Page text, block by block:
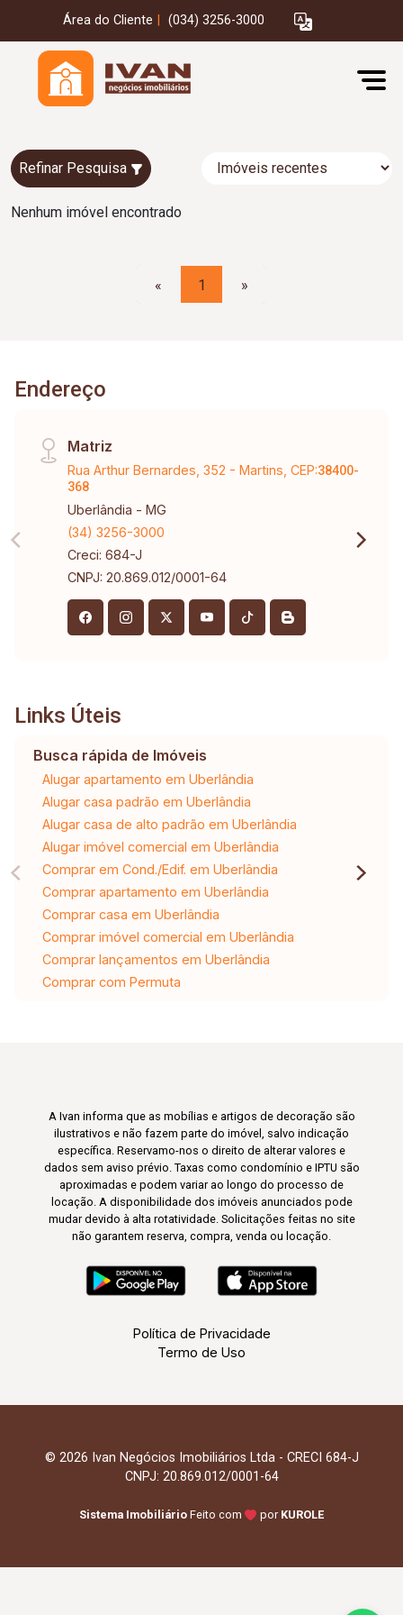
Área do Cliente (034) 3256-3000
Refinar Pesquisa
Nenhum imóvel encontrado
« 1 »
Endereço
Matriz
Rua Arthur Bernardes, 352 - Martins, CEP:38400-
368
Uberlândia - MG
(34) 3256-3000
Creci: 684-J
CNPJ: 20.869.012/0001-64
Links Úteis
Busca rápida de Imóveis
Alugar apartamento em Uberlândia
Alugar casa padrão em Uberlândia
Alugar casa de alto padrão em Uberlândia
Alugar imóvel comercial em Uberlândia
Comprar em Cond./Edif. em Uberlândia
Comprar apartamento em Uberlândia
Comprar casa em Uberlândia
Comprar imóvel comercial em Uberlândia
Comprar lançamentos em Uberlândia
Comprar com Permuta
A Ivan informa que as mobílias e artigos de decoração são
ilustrativos e não fazem parte do imóvel, salvo indicação
específica. Reservamo-nos o direito de alterar valores e
dados sem aviso prévio. Taxas como condomínio e IPTU são
aproximadas e podem variar ao longo do processo de
locação. A disponibilidade dos imóveis anunciados pode
mudar devido à alta rotatividade. Solicitações feitas no site
não garantem reserva, compra, venda ou locação.
Política de Privacidade
Termo de Uso
© 2026 Ivan Negócios Imobiliários Ltda - CRECI 684-J
CNPJ: 20.869.012/0001-64
Sistema Imobiliário Feito com por KUROLE